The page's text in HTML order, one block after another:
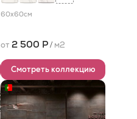
60x60см
от 2 500 Р/ м2
Смотреть коллекцию